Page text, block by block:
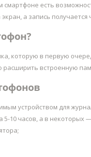
смартфоне есть
а запись
которую в первую
расширить встроенную
устройством для
10 часов, а в некоторых